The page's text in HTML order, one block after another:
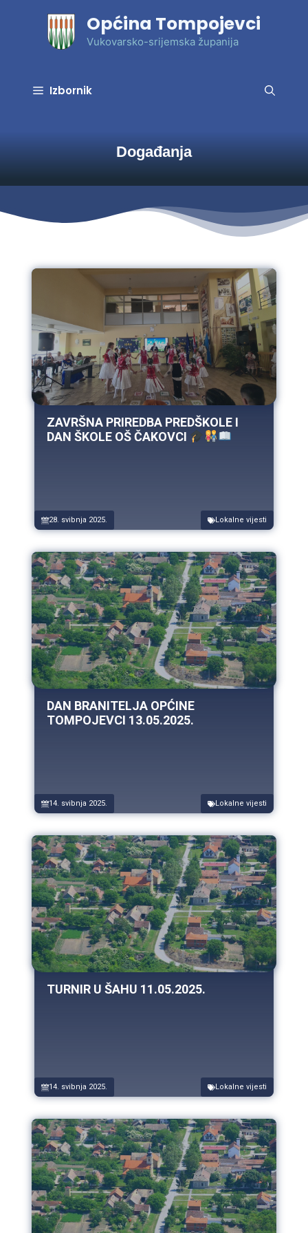
Općina Tompojevci
Vukovarsko-srijemska županija
Izbornik
Događanja
ZAVRŠNA PRIREDBA PREDŠKOLE I
DAN ŠKOLE OŠ ČAKOVCI
28. svibnja 2025. Lokalne vijesti
DAN BRANITELJA OPĆINE
TOMPOJEVCI 13.05.2025.
14. svibnja 2025. Lokalne vijesti
TURNIR U ŠAHU 11.05.2025.
14. svibnja 2025. Lokalne vijesti